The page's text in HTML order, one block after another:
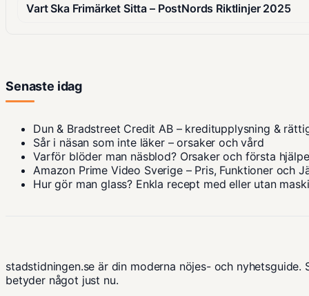
Vart Ska Frimärket Sitta – PostNords Riktlinjer 2025
Senaste idag
Dun & Bradstreet Credit AB – kreditupplysning &
Sår i näsan som inte läker – orsaker och vård
Varför blöder man näsblod? Orsaker och första
Amazon Prime Video Sverige – Pris, Funktioner och
Hur gör man glass? Enkla recept med eller utan
stadstidningen.se är din moderna nöjes- och
betyder något just nu.